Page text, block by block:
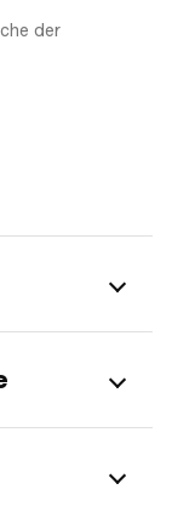
der